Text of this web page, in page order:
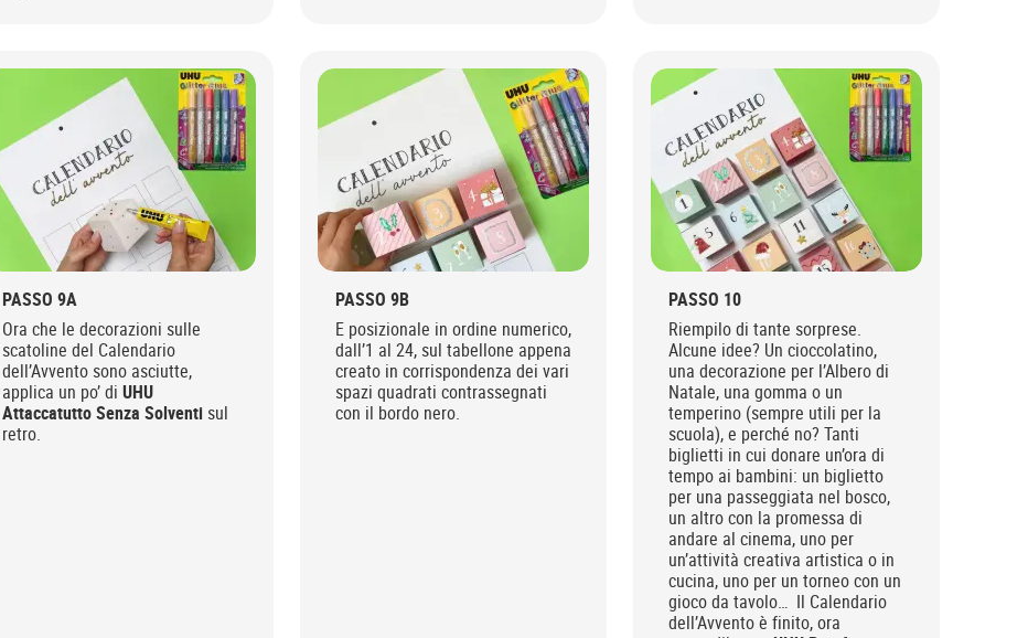
PASSO 9A
Ora che le decorazioni sulle
scatoline del Calendario
dell’Avvento sono asciutte,
applica un po’ di UHU
Attaccatutto Senza Solventi sul
retro.
PASSO 9B
E posizionale in ordine numerico,
dall’1 al 24, sul tabellone appena
creato in corrispondenza dei vari
spazi quadrati contrassegnati
con il bordo nero.
PASSO 10
Riempilo di tante sorprese.
Alcune idee? Un cioccolatino,
una decorazione per l’Albero di
Natale, una gomma o un
temperino (sempre utili per la
scuola), e perché no? Tanti
biglietti in cui donare un’ora di
tempo ai bambini: un biglietto
per una passeggiata nel bosco,
un altro con la promessa di
andare al cinema, uno per
un’attività creativa artistica o in
cucina, uno per un torneo con un
gioco da tavolo… Il Calendario
dell’Avvento è finito, ora